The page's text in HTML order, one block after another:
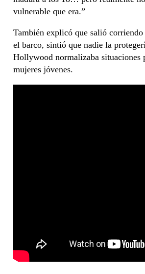
vulnerable que era.”
También explicó que salió corriendo
el barco, sintió que nadie la
Hollywood normalizaba situaciones
mujeres jóvenes.